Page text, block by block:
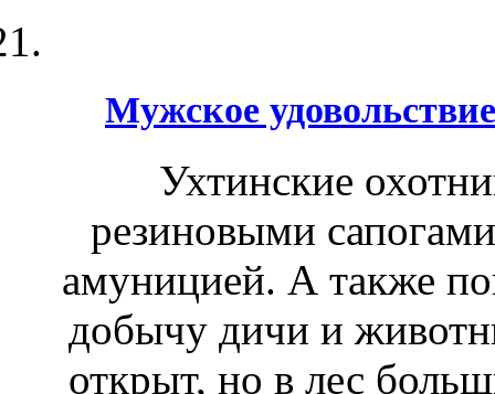
Мужское
Ухтинские
резиновыми
амуницией. А также
добычу дичи и
открыт, но в лес